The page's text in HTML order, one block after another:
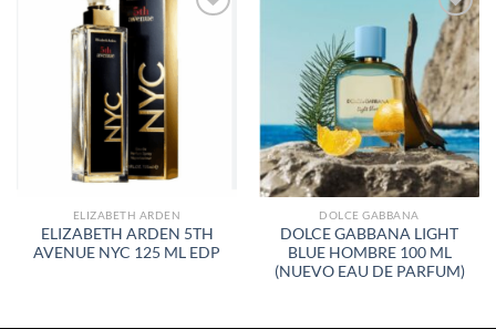
AÑADIR
DESEOS
ELIZABETH ARDEN
ELIZABETH ARDEN 5TH
AVENUE NYC 125 ML EDP
AÑADIR
A LA
LISTA
DE
DESEOS
DOLCE GABBANA
DOLCE GABBANA LIGHT
BLUE HOMBRE 100 ML
(NUEVO EAU DE PARFUM)